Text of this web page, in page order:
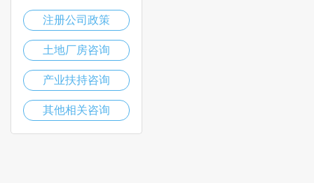
注册公司政策
土地厂房咨询
产业扶持咨询
其他相关咨询